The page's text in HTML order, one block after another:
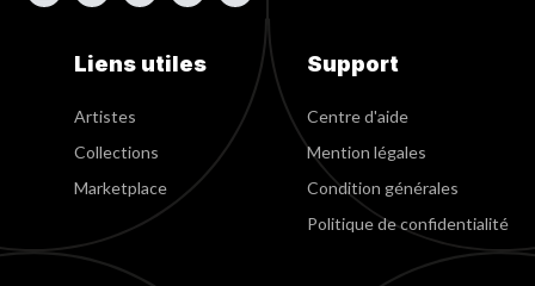
Liens utiles
Artistes
Collections
Marketplace
Support
Centre d'aide
Mention légales
Condition générales
Politique de confidentialité